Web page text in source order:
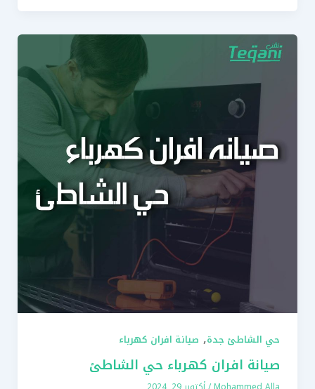
حي الشاطئ جدة, صيانة افران كهرباء
صيانة افران كهرباء حي الشاطئ